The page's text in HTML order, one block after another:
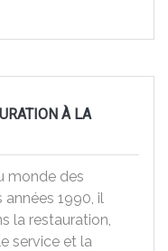
À LA
monde des
années 1990, il
la restauration,
service et la